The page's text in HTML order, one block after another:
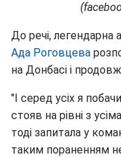
До речі, легендарна
Ада Роговцева
на Донбасі і
"І серед усіх я
стояв на рівні з
тоді запитала у
таким пораненням